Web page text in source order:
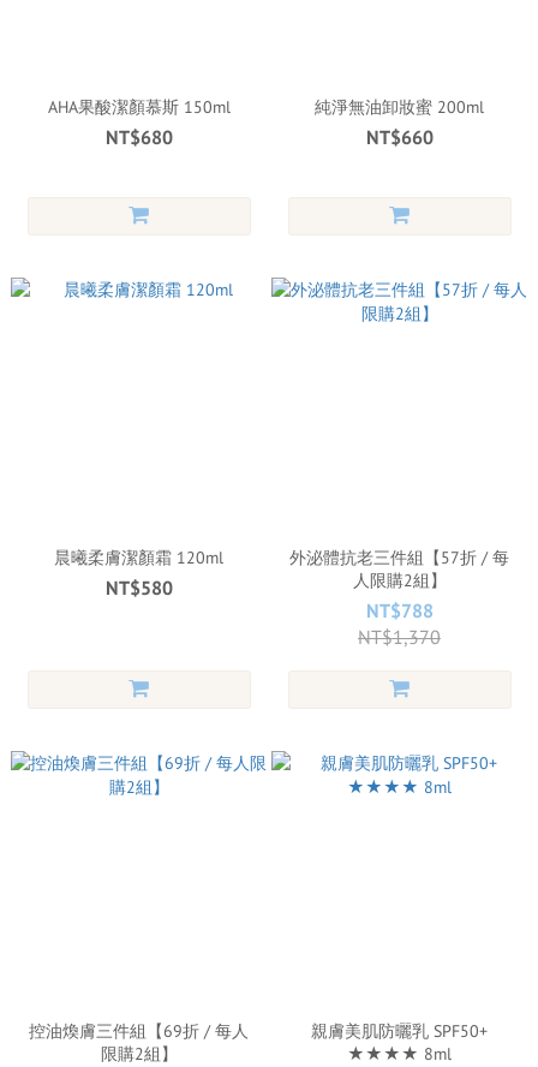
AHA果酸潔顏慕斯 150ml
NT$680
純淨無油卸妝蜜 200ml
NT$660
晨曦柔膚潔顏霜 120ml
NT$580
外泌體抗老三件組【57折 / 每
人限購2組】
NT$788
NT$1,370
控油煥膚三件組【69折 / 每人
限購2組】
親膚美肌防曬乳 SPF50+
★★★★ 8ml